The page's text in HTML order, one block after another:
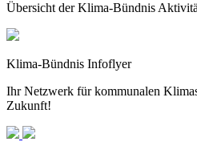
Übersicht der Klima-Bündnis
Klima-Bündnis Infoflyer
Ihr Netzwerk für kommunalen
Zukunft!